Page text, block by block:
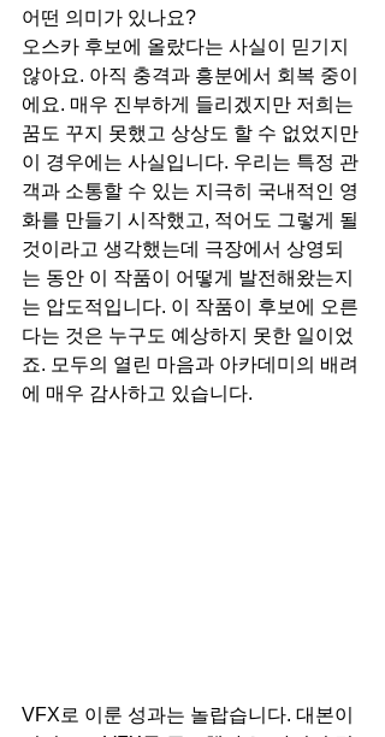
어떤 의미가 있나요?
오스카 후보에 올랐다는 사실이 믿기지
않아요. 아직 충격과 흥분에서 회복 중이
에요. 매우 진부하게 들리겠지만 저희는
꿈도 꾸지 못했고 상상도 할 수 없었지만
이 경우에는 사실입니다. 우리는 특정 관
객과 소통할 수 있는 지극히 국내적인 영
화를 만들기 시작했고, 적어도 그렇게 될
것이라고 생각했는데 극장에서 상영되
는 동안 이 작품이 어떻게 발전해왔는지
는 압도적입니다. 이 작품이 후보에 오른
다는 것은 누구도 예상하지 못한 일이었
죠. 모두의 열린 마음과 아카데미의 배려
에 매우 감사하고 있습니다.
VFX로 이룬 성과는 놀랍습니다. 대본이